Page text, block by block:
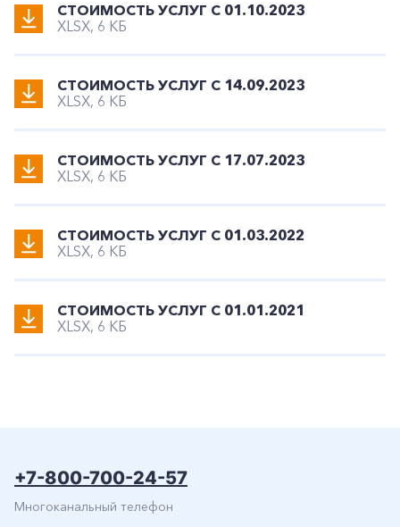
Корпоративным клиентам
СТОИМОСТЬ УСЛУГ С 01.10.2023
XLSX, 6 КБ
СТОИМОСТЬ УСЛУГ С 14.09.2023
XLSX, 6 КБ
СТОИМОСТЬ УСЛУГ С 17.07.2023
XLSX, 6 КБ
СТОИМОСТЬ УСЛУГ С 01.03.2022
XLSX, 6 КБ
СТОИМОСТЬ УСЛУГ С 01.01.2021
XLSX, 6 КБ
+7-800-700-24-57
Многоканальный телефон